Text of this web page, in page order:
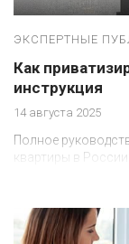
ЭКСПЕРТНЫЕ
Как
инструкция
14 августа 2025
Полное
квартиры в